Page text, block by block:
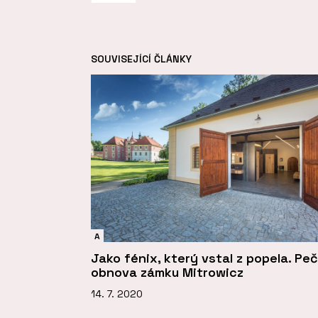
SOUVISEJÍCÍ ČLÁNKY
A
Jako fénix, který vstal z popela.
obnova zámku Mitrowicz
14. 7. 2020